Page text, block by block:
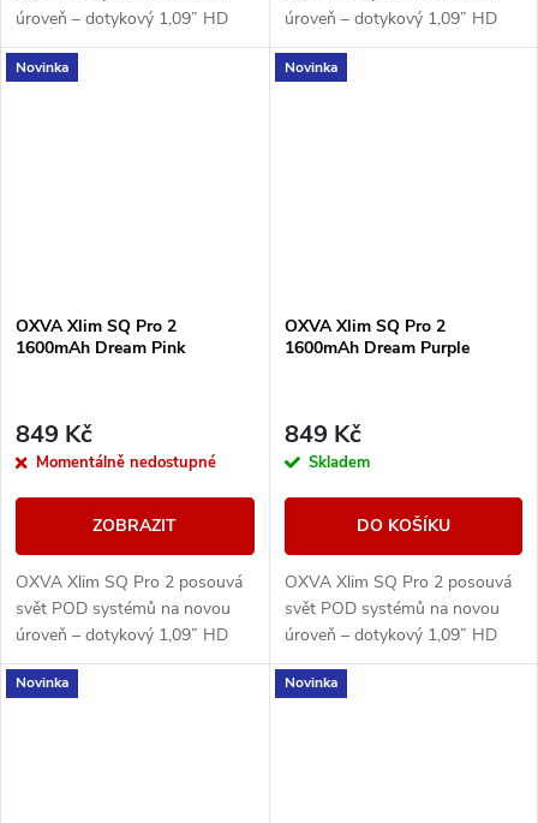
úroveň – dotykový 1,09” HD
displej, výkonná 1600mAh
baterii, rychlé nabíjení přes
úroveň – dotykový 1,09” HD
displej, výkonná 1600mAh
baterii, rychlé nabíjení přes
Novinka
OXVA Xlim SQ Pro 2
1600mAh Dream Pink
849 Kč
Momentálně nedostupné
ZOBRAZIT
OXVA Xlim SQ Pro 2 posouvá
svět POD systémů na novou
úroveň – dotykový 1,09” HD
displej, výkonná 1600mAh
baterii, rychlé nabíjení přes
Novinka
OXVA Xlim SQ Pro 2
1600mAh Dream Purple
849 Kč
Skladem
DO KOŠÍKU
OXVA Xlim SQ Pro 2 posouvá
svět POD systémů na novou
úroveň – dotykový 1,09” HD
displej, výkonná 1600mAh
baterii, rychlé nabíjení přes
Novinka Novinka